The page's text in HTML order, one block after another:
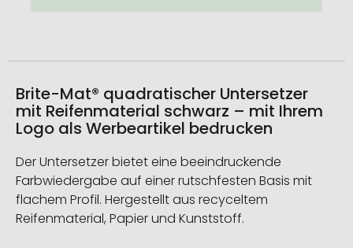
Brite-Mat® quadratischer Untersetzer
mit Reifenmaterial schwarz – mit Ihrem
Logo als Werbeartikel bedrucken
Der Untersetzer bietet eine beeindruckende
Farbwiedergabe auf einer rutschfesten Basis mit
flachem Profil. Hergestellt aus recyceltem
Reifenmaterial, Papier und Kunststoff.